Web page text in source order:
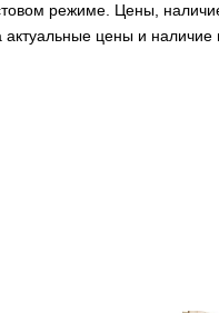
режиме. Цены,
актуальные цены и наличие